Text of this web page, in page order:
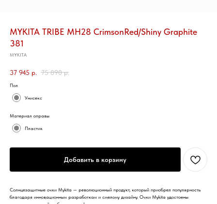
MYKITA TRIBE MH28 CrimsonRed/Shiny Graphite
381
MYKITA
37 945 р. 75 890 р.
Пол
Унисекс
Материал оправы
Пластик
Добавить в корзину
Солнцезащитные очки Mykita — революционный продукт, который приобрел популярность
благодаря инновационным разработкам и смелому дизайну. Очки Mykita удостоены